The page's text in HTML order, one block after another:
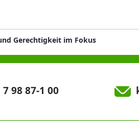
Gerechtigkeit im Fokus
7 98 87-1 00